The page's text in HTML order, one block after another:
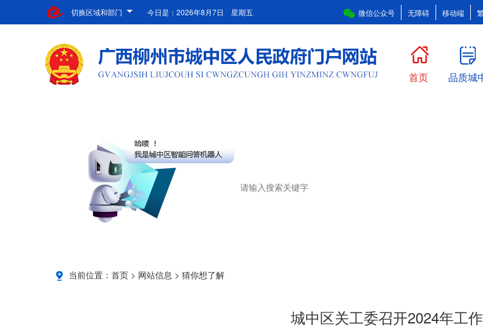
切换区域和部门 微信公众号 无障碍 移动端
今日是： 2026年8月7日 星期五
首页 品质城
当前位置： 首页 > 网站信息 > 猜你想了解
城中区关工委召开2024年工